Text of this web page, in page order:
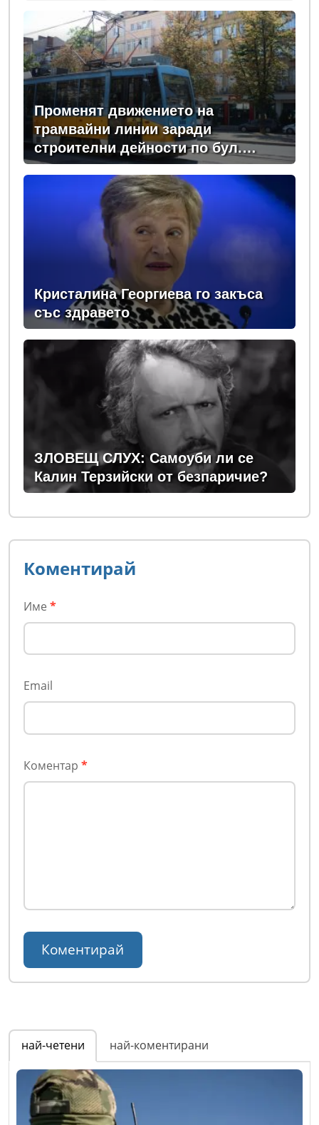
Променят движението на
трамвайни линии заради
строителни дейности по бул.
„Мария Луиза“
Кристалина Георгиева го закъса
със здравето
ЗЛОВЕЩ СЛУХ: Самоуби ли се
Калин Терзийски от безпаричие?
Коментирай
Име *
Email
Коментар *
най-четени най-коментирани